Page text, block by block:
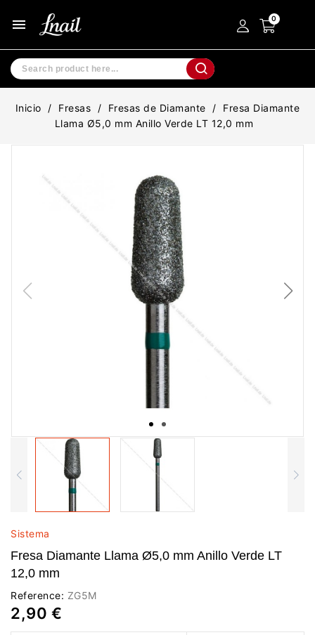
menu
Inicio Fresas Fresas de Diamante
Fresa Diamante
Llama Ø5,0 mm Anillo Verde LT 12,0 mm
Sistema
Fresa Diamante Llama Ø5,0 mm Anillo Verde LT
12,0 mm
Reference: ZG5M
2,90 €